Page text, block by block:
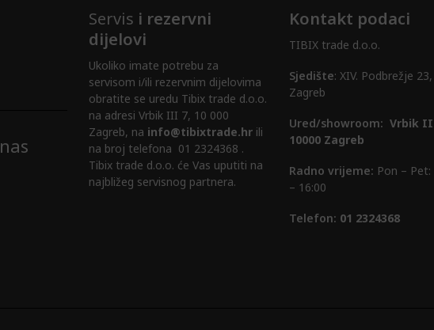
Servis i rezervni
dijelovi
Ukoliko imate potrebu za
servisom i/ili rezervnim dijelovima
obratite se uredu Tibix trade d.o.o.
na adresi Vrbik III 7, 10 000
Zagreb, na info@tibixtrade.hrili
na broj telefona 01 2324368 .
Tibix trade d.o.o. će Vas uputiti na
najbližeg servisnog partnera.
Kontakt podaci
TIBIX trade d.o.o.
Sjedište: XIV. Podbrežje 23,
Zagreb
Ured/showroom: Vrbik
10000 Zagreb
Radno vrijeme: Pon – Pet:
– 16:00
Telefon: 01 2324368